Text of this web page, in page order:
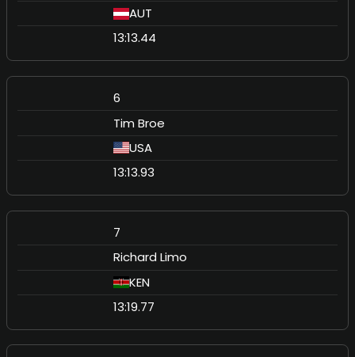
AUT
13:13.44
6
Tim Broe
USA
13:13.93
7
Richard Limo
KEN
13:19.77